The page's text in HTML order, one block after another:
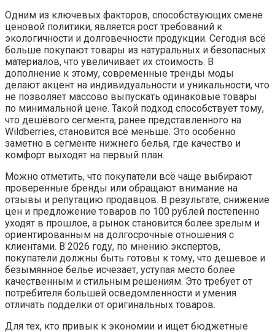
Одним из ключевых факторов, способствующих смене
ценовой политики, является рост требований к
экологичности и долговечности продукции. Сегодня всё
больше покупают товары из натуральных и безопасных
материалов, что увеличивает их стоимость. В
дополнение к этому, современные тренды моды
делают акцент на индивидуальности и уникальности, что
не позволяет массово выпускать одинаковые товары
по минимальной цене. Такой подход способствует тому,
что дешёвого сегмента, ранее представленного на
Wildberries, становится всё меньше. Это особенно
заметно в сегменте нижнего белья, где качество и
комфорт выходят на первый план.
Можно отметить, что покупатели всё чаще выбирают
проверенные бренды или обращают внимание на
отзывы и репутацию продавцов. В результате, снижение
цен и предложение товаров по 100 рублей постепенно
уходят в прошлое, а рынок становится более зрелым и
ориентированным на долгосрочные отношения с
клиентами. В 2026 году, по мнению экспертов,
покупатели должны быть готовы к тому, что дешевое и
безымянное белье исчезает, уступая место более
качественным и стильным решениям. Это требует от
потребителя большей осведомленности и умения
отличать подделки от оригинальных товаров.
Для тех, кто привык к экономии и ищет бюджетные